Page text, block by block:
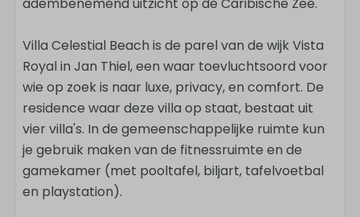
Villa Celestial Beach is de parel van de wijk Vista
Royal in Jan Thiel, een waar toevluchtsoord voor
wie op zoek is naar luxe, privacy, en comfort. De
residence waar deze villa op staat, bestaat uit
vier villa's. In de gemeenschappelijke ruimte kun
je gebruik maken van de fitnessruimte en de
gamekamer (met pooltafel, biljart, tafelvoetbal
en playstation).